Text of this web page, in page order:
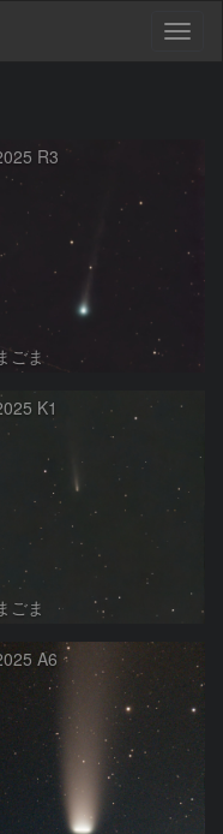
R3
ごま
K1
ごま
A6